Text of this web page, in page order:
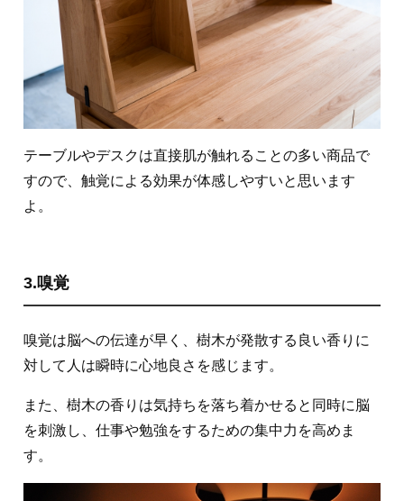
テーブルやデスクは直接肌が触れることの多い商品で
すので、触覚による効果が体感しやすいと思います
よ。
3.嗅覚
嗅覚は脳への伝達が早く、樹木が発散する良い香りに
対して人は瞬時に心地良さを感じます。
また、樹木の香りは気持ちを落ち着かせると同時に脳
を刺激し、仕事や勉強をするための集中力を高めま
す。